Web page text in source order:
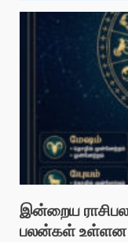
இன்றைய
பலன்கள் உள்ளன